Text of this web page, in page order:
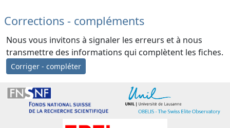
Corrections - compléments
Nous vous invitons à signaler les erreurs et à nous
transmettre des informations qui complètent les fiches.
Corriger - compléter